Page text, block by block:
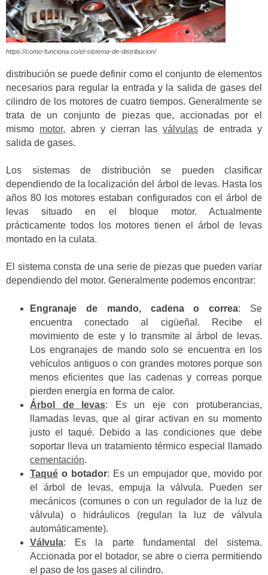
https://como-funciona.co/el-sistema-de-distribucion/
distribución se puede definir como el conjunto de elementos
necesarios para regular la entrada y la salida de gases del
cilindro de los motores de cuatro tiempos. Generalmente se
trata de un conjunto de piezas que, accionadas por el
mismo motor, abren y cierran lasválvulas de entrada y
salida de gases.
Los sistemas de distribución se pueden clasificar
dependiendo de la localización del árbol de levas. Hasta los
años 80 los motores estaban configurados con el árbol de
levas situado en el bloque motor. Actualmente
prácticamente todos los motores tienen el árbol de levas
montado en la culata.
El sistema consta de una serie de piezas que pueden variar
dependiendo del motor. Generalmente podemos encontrar:
Engranaje de mando, cadena o correa: Se
encuentra conectado al cigüeñal. Recibe el
movimiento de este y lo transmite al árbol de levas.
Los engranajes de mando solo se encuentra en los
vehículos antiguos o con grandes motores porque son
menos eficientes que las cadenas y correas porque
pierden energía en forma de calor.
Árbol de levas: Es un eje con protuberancias,
llamadas levas, que al girar activan en su momento
justo el taqué. Debido a las condiciones que debe
soportar lleva un tratamiento térmico especial llamado
cementación.
Taqué o botador: Es un empujador que, movido por
el árbol de levas, empuja la válvula. Pueden ser
mecánicos (comunes o con un regulador de la luz de
válvula) o hidráulicos (regulan la luz de válvula
automáticamente).
Válvula: Es la parte fundamental del sistema.
Accionada por el botador, se abre o cierra permitiendo
el paso de los gases al cilindro.